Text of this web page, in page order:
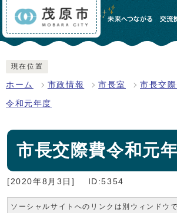
現在位置
ホーム 市政情報 市長室 市長交
令和元年度
市長交際費令和元
[2020年8月3日] ID:5354
ソーシャルサイトへのリンクは別ウィンドウ